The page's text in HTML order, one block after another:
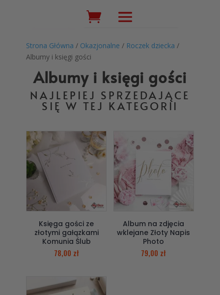
Wyszukiwarka
produktów
Strona Główna / Okazjonalne / Roczek dziecka /
Albumy i księgi gości
Albumy i księgi gości
NAJLEPIEJ SPRZEDAJĄCE
SIĘ W TEJ KATEGORII
Księga gości ze
złotymi gałązkami
Komunia Ślub
78,00 zł
Album na zdjęcia
wklejane Złoty Napis
Photo
79,00 zł